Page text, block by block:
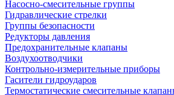
Насосно-смесительные группы
Гидравлические стрелки
Группы безопасности
Редукторы давления
Предохранительные клапаны
Воздухоотводчики
Контрольно-измерительные приборы
Гасители гидроударов
Термостатические смесительные